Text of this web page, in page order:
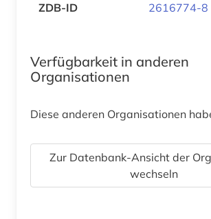
ZDB-ID 2616774-8
Verfügbarkeit in anderen
Organisationen
Diese anderen Organisationen
Zur Datenbank-Ansicht der
wechseln